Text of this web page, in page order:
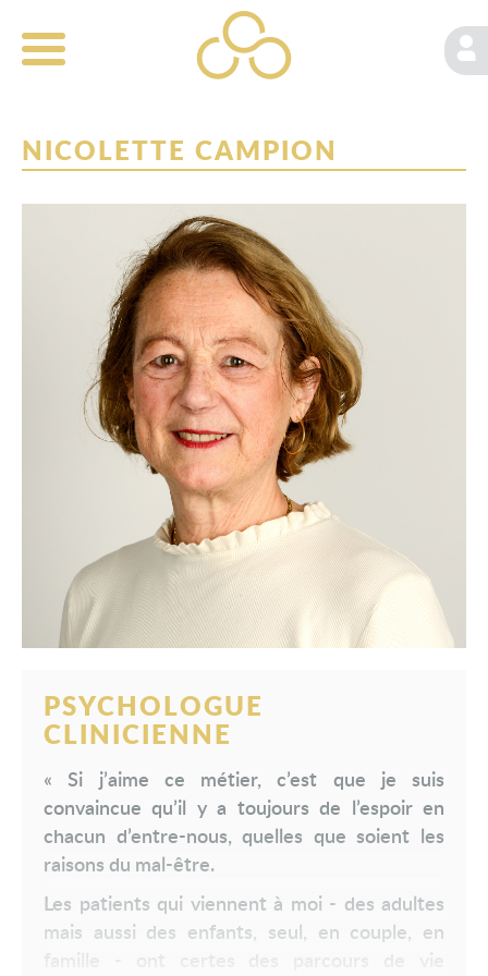
NICOLETTE CAMPION
PSYCHOLOGUE
CLINICIENNE
« Si j’aime ce métier, c’est que je suis
convaincue qu’il y a toujours de l’espoir en
chacun d’entre-nous, quelles que soient les
raisons du mal-être.
Les patients qui viennent à moi - des adultes
mais aussi des enfants, seul, en couple, en